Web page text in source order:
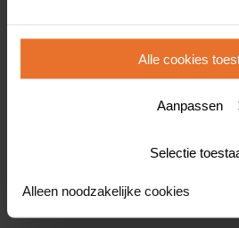
Alle cookies
Aanpassen
Selectie
Alleen noodzakelijke cookies